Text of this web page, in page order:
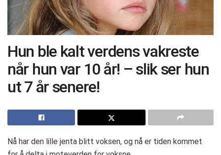
Hun ble kalt verdens vakreste
når hun var 10 år! – slik ser hun
ut 7 år senere!
Nå har den lille jenta blitt voksen, og nå er tiden kommet